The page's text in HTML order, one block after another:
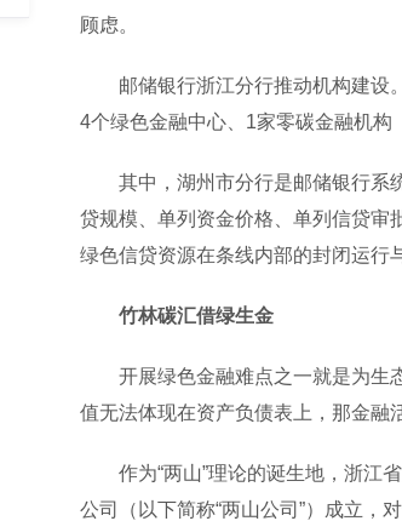
顾虑。
邮储银行浙江分行推动机构建设。
4个绿色金融中心、1家零碳金融机构
其中，湖州市分行是邮储银行系统
贷规模、单列资金价格、单列信贷审
绿色信贷资源在条线内部的封闭运行
竹林碳汇借绿生金
开展绿色金融难点之一就是为生态
值无法体现在资产负债表上，那金融
作为“两山”理论的诞生地，浙江省
公司（以下简称“两山公司”）成立，